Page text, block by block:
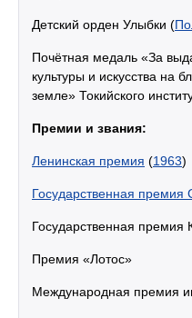
Детский орден Улыбки (
Почётная медаль «За
культуры и искусства на
земле» Токийского
Премии и звания:
Ленинская премия (1963)
Государственная
Государственная премия
Премия «Лотос»
Международная премия